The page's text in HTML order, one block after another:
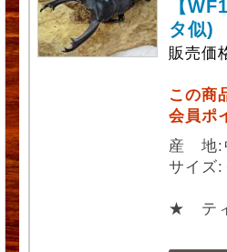
【
タ似)
販売価
この商
会員ポ
産 地:
サイ
★ ティ